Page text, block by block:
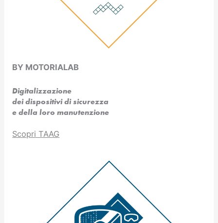
BY MOTORIALAB
Digitalizzazione
dei dispositivi di sicurezza
e della loro manutenzione
Scopri TAAG